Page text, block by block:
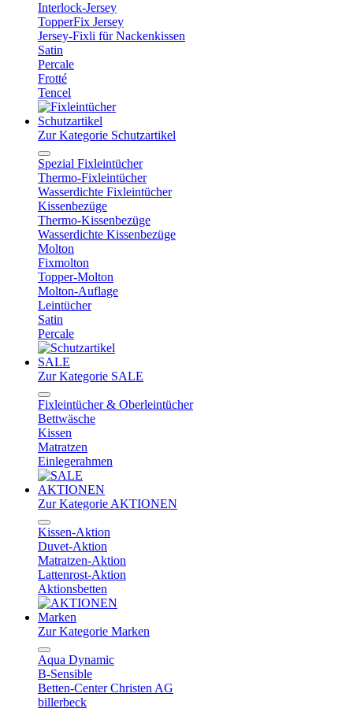
Interlock-Jersey
TopperFix Jersey
Jersey-Fixli für Nackenkissen
Satin
Percale
Frotté
Tencel
Schutzartikel
Zur Kategorie Schutzartikel
Spezial Fixleintücher
Thermo-Fixleintücher
Wasserdichte Fixleintücher
Kissenbezüge
Thermo-Kissenbezüge
Wasserdichte Kissenbezüge
Molton
Fixmolton
Topper-Molton
Molton-Auflage
Leintücher
Satin
Percale
SALE
Zur Kategorie SALE
Fixleintücher & Oberleintücher
Bettwäsche
Kissen
Matratzen
Einlegerahmen
AKTIONEN
Zur Kategorie AKTIONEN
Kissen-Aktion
Duvet-Aktion
Matratzen-Aktion
Lattenrost-Aktion
Aktionsbetten
Marken
Zur Kategorie Marken
Aqua Dynamic
B-Sensible
Betten-Center Christen AG
billerbeck